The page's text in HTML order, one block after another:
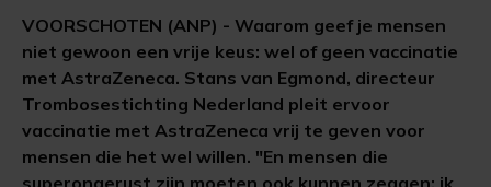
VOORSCHOTEN (ANP) - Waarom geef je mensen
niet gewoon een vrije keus: wel of geen vaccinatie
met AstraZeneca. Stans van Egmond, directeur
Trombosestichting Nederland pleit ervoor
vaccinatie met AstraZeneca vrij te geven voor
mensen die het wel willen. "En mensen die
superongerust zijn moeten ook kunnen zeggen: ik